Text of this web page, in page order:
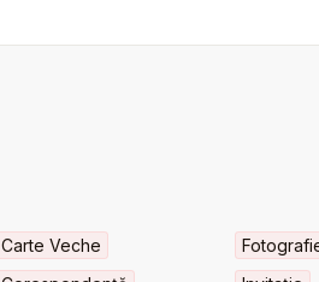
Carte Veche